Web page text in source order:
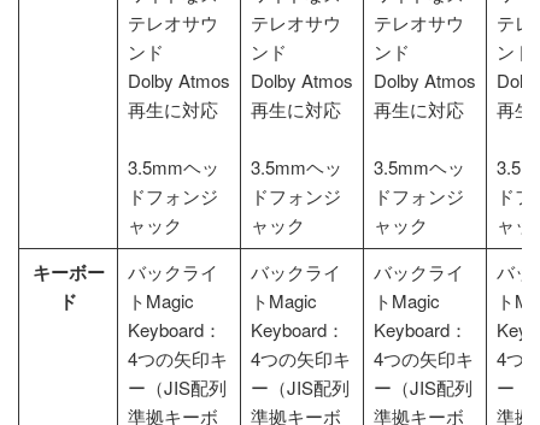
テレオサウ
ンド
Dolby Atmos
再生に対応
3.5mmヘッ
ドフォンジ
ャック
テレオサウ
ンド
Dolby Atmos
再生に対応
3.5mmヘッ
ドフォンジ
ャック
テレオサウ
ンド
Dolby Atmos
再生に対応
3.5mmヘッ
ドフォンジ
ャック
テレ
ンド
再生
ド
ャッ
キーボー
ド
バックライ
トMagic
Keyboard：
4つの矢印キ
ー（JIS配列
準拠キーボ
バックライ
トMagic
Keyboard：
4つの矢印キ
ー（JIS配列
準拠キーボ
バックライ
トMagic
Keyboard：
4つの矢印キ
ー（JIS配列
準拠キーボ
バッ
ト
4つ
ー（
準拠